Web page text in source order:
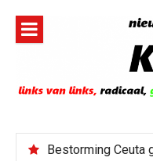
inhoud